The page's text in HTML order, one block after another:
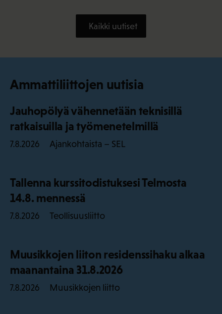
Kaikki uutiset
Ammattiliittojen uutisia
Jauhopölyä vähennetään teknisillä
ratkaisuilla ja työmenetelmillä
7.8.2026 Ajankohtaista – SEL
Tallenna kurssitodistuksesi Telmosta
14.8. mennessä
7.8.2026 Teollisuusliitto
Muusikkojen liiton residenssihaku alkaa
maanantaina 31.8.2026
7.8.2026 Muusikkojen liitto